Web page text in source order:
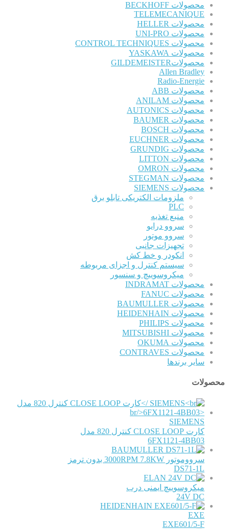
محصولات BECKHOFF
TELEMECANIQUE
محصولات HELLER
محصولات UNI-PRO
محصولات CONTROL TECHNIQUES
محصولات YASKAWA
محصولاتGILDEMEISTER
Allen Bradley
Radio-Energie
محصولات ABB
محصولات ANILAM
محصولات AUTONICS
محصولات BAUMER
محصولات BOSCH
محصولات EUCHNER
محصولات GRUNDIG
محصولات LITTON
محصولات OMRON
محصولات STEGMAN
محصولات SIEMENS
ملزومات الکتریکی تابلو برق
PLC
منبع تغذیه
سروو درایو
سروو موتور
تجهیزات جانبی
انکودر و خط کش
سیستم کنترل و اجزای مربوطه
میکروسوییچ و سنسور
محصولات INDRAMAT
محصولات FANUC
محصولات BAUMULLER
محصولات HEIDENHAIN
محصولات PHILIPS
محصولات MITSUBISHI
محصولات OKUMA
محصولات CONTRAVES
سایر برندها
محصولات
SIEMENS
کارت CLOSE LOOP کنترل 820 مدل
6FX1121-4BB03
BAUMULLER
سرووموتور 3000RPM 7.8KW بدون ترمز
DS71-1L
ELAN
میکروسوییچ ایمنی درب
24V DC
HEIDENHAIN
EXE
EXE601/5-F